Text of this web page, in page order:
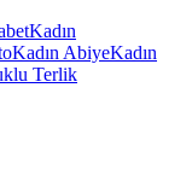
Kadın
Kadın AbiyeKadın
Terlik